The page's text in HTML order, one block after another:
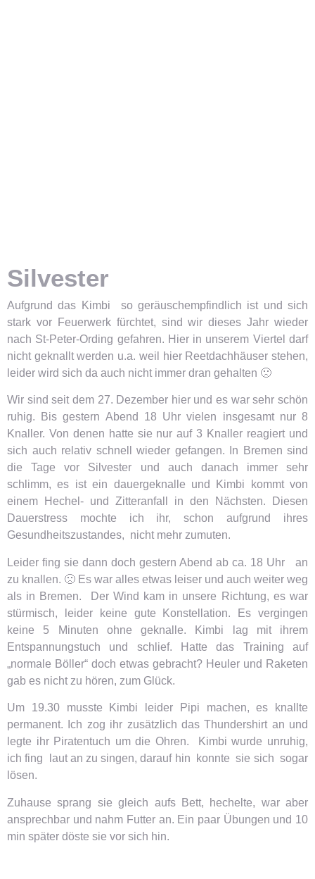
Silvester
Aufgrund das Kimbi so geräuschempfindlich ist und sich
stark vor Feuerwerk fürchtet, sind wir dieses Jahr wieder
nach St-Peter-Ording gefahren. Hier in unserem Viertel darf
nicht geknallt werden u.a. weil hier Reetdachhäuser stehen,
leider wird sich da auch nicht immer dran gehalten 🙁
Wir sind seit dem 27. Dezember hier und es war sehr schön
ruhig. Bis gestern Abend 18 Uhr vielen insgesamt nur 8
Knaller. Von denen hatte sie nur auf 3 Knaller reagiert und
sich auch relativ schnell wieder gefangen. In Bremen sind
die Tage vor Silvester und auch danach immer sehr
schlimm, es ist ein dauergeknalle und Kimbi kommt von
einem Hechel- und Zitteranfall in den Nächsten. Diesen
Dauerstress mochte ich ihr, schon aufgrund ihres
Gesundheitszustandes, nicht mehr zumuten.
Leider fing sie dann doch gestern Abend ab ca. 18 Uhr an
zu knallen. 🙁 Es war alles etwas leiser und auch weiter weg
als in Bremen. Der Wind kam in unsere Richtung, es war
stürmisch, leider keine gute Konstellation. Es vergingen
keine 5 Minuten ohne geknalle. Kimbi lag mit ihrem
Entspannungstuch und schlief. Hatte das Training auf
„normale Böller“ doch etwas gebracht? Heuler und Raketen
gab es nicht zu hören, zum Glück.
Um 19.30 musste Kimbi leider Pipi machen, es knallte
permanent. Ich zog ihr zusätzlich das Thundershirt an und
legte ihr Piratentuch um die Ohren. Kimbi wurde unruhig,
ich fing laut an zu singen, darauf hin konnte sie sich sogar
lösen.
Zuhause sprang sie gleich aufs Bett, hechelte, war aber
ansprechbar und nahm Futter an. Ein paar Übungen und 10
min später döste sie vor sich hin.